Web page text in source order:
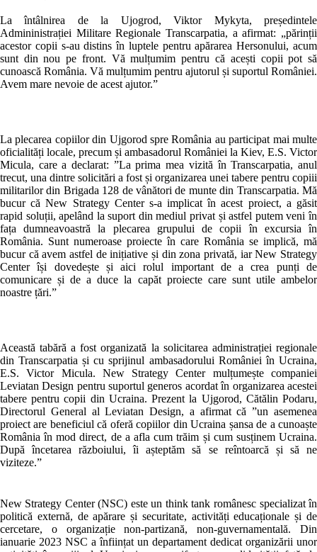
La întâlnirea de la Ujogrod, Viktor Mykyta, președintele
Admininistrației Militare Regionale Transcarpatia, a afirmat: „părinții
acestor copii s-au distins în luptele pentru apărarea Hersonului, acum
sunt din nou pe front. Vă mulțumim pentru că acești copii pot să
cunoască România. Vă mulțumim pentru ajutorul și suportul României.
Avem mare nevoie de acest ajutor.”
La plecarea copiilor din Ujgorod spre România au participat mai multe
oficialități locale, precum și ambasadorul României la Kiev, E.S. Victor
Micula, care a declarat: ”La prima mea vizită în Transcarpatia, anul
trecut, una dintre solicitări a fost și organizarea unei tabere pentru copiii
militarilor din Brigada 128 de vânători de munte din Transcarpatia. Mă
bucur că New Strategy Center s-a implicat în acest proiect, a găsit
rapid soluții, apelând la suport din mediul privat și astfel putem veni în
fața dumneavoastră la plecarea grupului de copii în excursia în
România. Sunt numeroase proiecte în care România se implică, mă
bucur că avem astfel de inițiative și din zona privată, iar New Strategy
Center își dovedește și aici rolul important de a crea punți de
comunicare și de a duce la capăt proiecte care sunt utile ambelor
noastre țări.”
Această tabără a fost organizată la solicitarea administrației regionale
din Transcarpatia și cu sprijinul ambasadorului României în Ucraina,
E.S. Victor Micula. New Strategy Center mulțumește companiei
Leviatan Design pentru suportul generos acordat în organizarea acestei
tabere pentru copii din Ucraina. Prezent la Ujgorod, Cătălin Podaru,
Directorul General al Leviatan Design, a afirmat că ”un asemenea
proiect are beneficiul că oferă copiilor din Ucraina șansa de a cunoaște
România în mod direct, de a afla cum trăim și cum susținem Ucraina.
După încetarea războiului, îi așteptăm să se reîntoarcă și să ne
viziteze.”
New Strategy Center (NSC) este un think tank românesc specializat în
politică externă, de apărare și securitate, activități educaționale și de
cercetare, o organizație non-partizană, non-guvernamentală. Din
ianuarie 2023 NSC a înființat un departament dedicat organizării unor